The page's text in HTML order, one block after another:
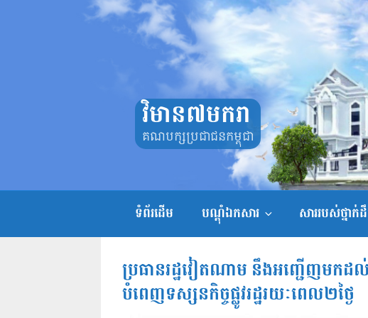
វិមាន៧មករា
គណបក្សប្រជាជនកម្ពុជា
ទំព័រដើម បណ្តុំឯកសារ សាររបស់ថ្នាក់
ប្រធានរដ្ឋវៀតណាម នឹងអញ្ជើញមកដ
បំពេញទស្សនកិច្ចផ្លូវរដ្ឋរយៈពេល២ថ្ងៃ